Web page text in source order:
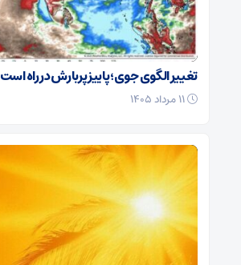
تغییر الگوی جوی؛ پاییز پربارش در راه است